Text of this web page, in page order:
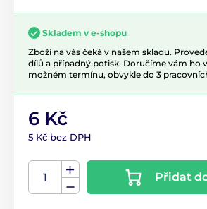
Skladem v e-shopu
Zboží na vás čeká v našem skladu.
dílů a případný potisk. Doručíme vám ho
možném termínu, obvykle do 3
6 Kč
5 Kč bez DPH
Přidat